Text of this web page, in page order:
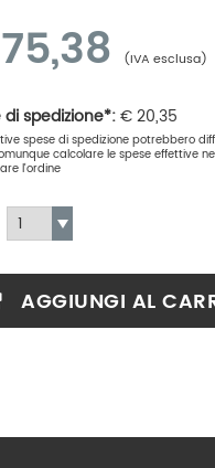
75,38 (IVA esclusa)
di spedizione*:€20,35
spese di spedizione potrebbero
calcolare le spese effettive
l'ordine
AGGIUNGI AL